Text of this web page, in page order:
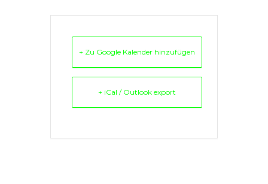
+ Zu Google Kalender hinzufügen
+ iCal / Outlook export